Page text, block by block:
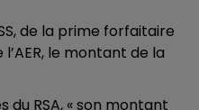
de la prime forfaitaire
le montant de la
RSA, « son montant